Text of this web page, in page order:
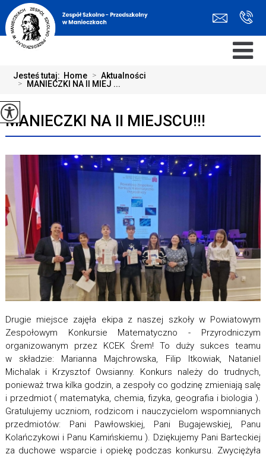
Jesteś tutaj: Home > Aktualności
> MANIECZKI NA II MIEJ ...
MANIECZKI NA II MIEJSCU!!!
Drugie miejsce zajęła ekipa z naszej szkoły w Powiatowym
Zespołowym Konkursie Matematyczno - Przyrodniczym
organizowanym przez KCEK Śrem! To duży sukces teamu
w składzie: Marianna Majchrowska, Filip Itkowiak, Nataniel
Michalak i Krzysztof Owsianny. Konkurs należy do trudnych,
ponieważ trwa kilka godzin, a zespoły co godzinę zmieniają salę
i przedmiot ( matematyka, chemia, fizyka, geografia i biologia ).
Gratulujemy uczniom, rodzicom i nauczycielom wspomnianych
przedmiotów: Pani Pawłowskiej, Pani Bugajewskiej, Panu
Kolańczykowi i Panu Kamińskiemu ). Dziękujemy Pani Barteckiej
za duchowe wsparcie i opiekę podczas konkursu. Zwyciężyła